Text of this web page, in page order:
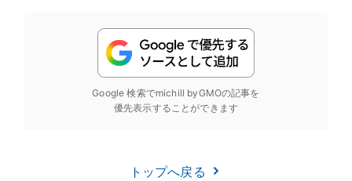
Google 検索でmichill byGMOの記事を
優先表示することができます
トップへ戻る